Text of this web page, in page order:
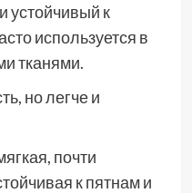
устойчивый к
используется в
тканями.
но легче и
почти
к пятнам и